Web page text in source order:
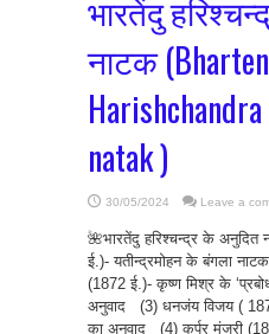
भारतेंदु
नाटक
natak )
30/05/2024 Leave a
🌺भारतेंदु हरिश्चन्द्र के अनुदित
ई.)- यतीन्द्रमोहन के बंगला
(1872 ई.)- कृष्ण मिश्र के
अनुवाद (3) धनजंय विजय (
का अनुवाद (4) कर्पूर मंजरी